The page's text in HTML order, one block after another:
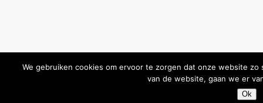
We gebruiken cookies om ervoor te zorgen dat onze website
van de website, gaan we er
Ok